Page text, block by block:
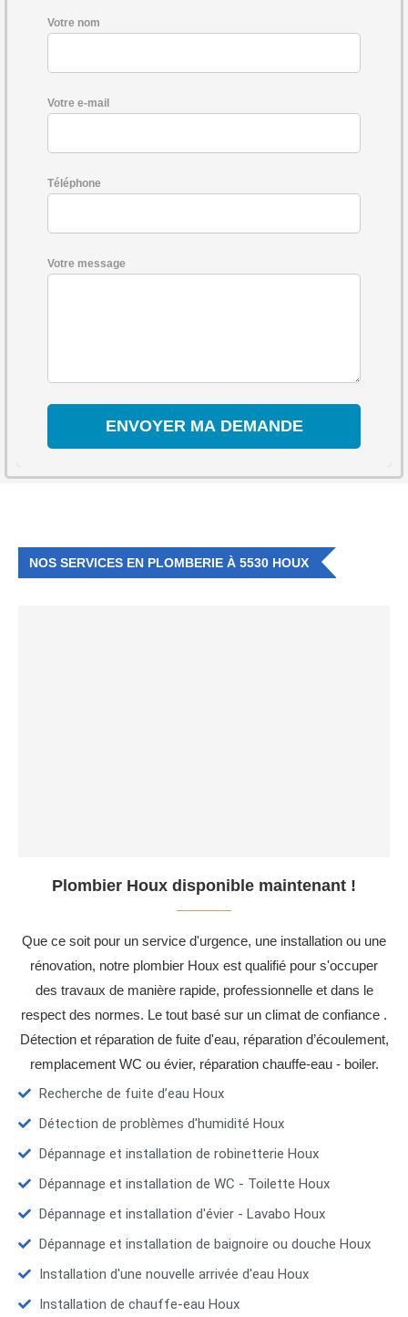
Votre nom
Votre e-mail
Téléphone
Votre message
NOS SERVICES EN PLOMBERIE À 5530 HOUX
Plombier Houx disponible maintenant !
Que ce soit pour un service d'urgence, une installation ou une
rénovation, notre plombier Houx est qualifié pour s'occuper
des travaux de manière rapide, professionnelle et dans le
respect des normes. Le tout basé sur un climat de confiance .
Détection et réparation de fuite d'eau, réparation d’écoulement,
remplacement WC ou évier, réparation chauffe-eau - boiler.
Recherche de fuite d’eau Houx
Détection de problèmes d'humidité Houx
Dépannage et installation de robinetterie Houx
Dépannage et installation de WC - Toilette Houx
Dépannage et installation d'évier - Lavabo Houx
Dépannage et installation de baignoire ou douche Houx
Installation d'une nouvelle arrivée d'eau Houx
Installation de chauffe-eau Houx